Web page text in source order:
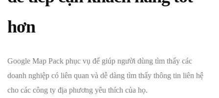
hơn
Google Map Pack phục vụ để giúp người dùng tìm thấy các
doanh nghiệp có liên quan và dễ dàng tìm thấy thông tin liên hệ
cho các công ty địa phương yêu thích của họ.